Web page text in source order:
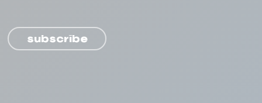
subscribe